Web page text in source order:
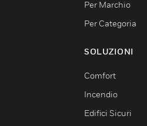
Per Marchio
Per Categoria
SOLUZIONI
Comfort
Incendio
Edifici Sicuri